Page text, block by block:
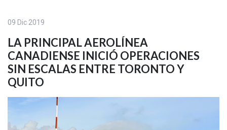
09 Dic 2019
LA PRINCIPAL AEROLÍNEA
CANADIENSE INICIÓ OPERACIONES
SIN ESCALAS ENTRE TORONTO Y
QUITO